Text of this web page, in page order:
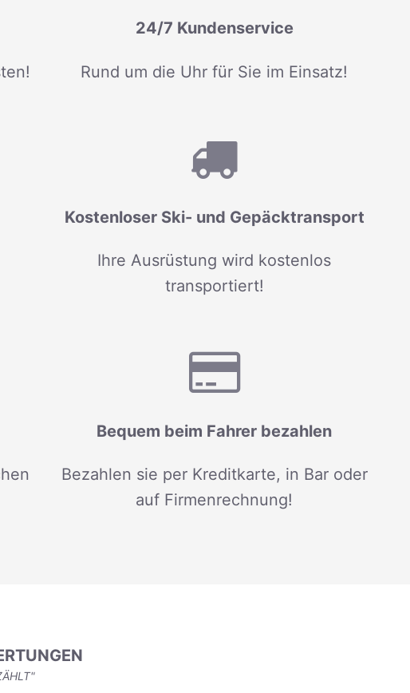
24/7 Kundenservice
Rund um die Uhr für Sie im Einsatz!
Kostenloser Ski- und Gepäcktransport
Ihre Ausrüstung wird kostenlos
transportiert!
Bequem beim Fahrer bezahlen
Bezahlen sie per Kreditkarte, in Bar oder
auf Firmenrechnung!